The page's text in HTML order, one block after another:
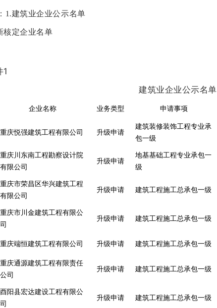
1.建筑业企业公示名单
核定企业名单
1
建筑业企业公示名单
企业名称 业务类型 申请事项
重庆悦强建筑工程有限公司 升级申请
建筑装修装饰工程专业承
包一级
重庆川东南工程勘察设计院
有限公司
升级申请
地基基础工程专业承包一
级
重庆市荣昌区华兴建筑工程
有限公司
升级申请 建筑工程施工总承包一级
重庆市川金建筑工程有限公
司
升级申请 建筑工程施工总承包一级
重庆端恒建筑工程有限公司 升级申请 建筑工程施工总承包一级
重庆通源建筑工程有限责任
公司
升级申请 建筑工程施工总承包一级
酉阳县宏达建设工程有限公
司
升级申请 建筑工程施工总承包一级